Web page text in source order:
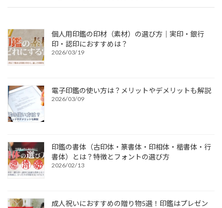
個人用印鑑の印材（素材）の選び方｜実印・銀行
印・認印におすすめは？
2026/03/19
電子印鑑の使い方は？メリットやデメリットも解説
2026/03/09
印鑑の書体（古印体・篆書体・印相体・楷書体・行
書体）とは？特徴とフォントの選び方
2026/02/13
成人祝いにおすすめの贈り物5選！印鑑はプレゼン